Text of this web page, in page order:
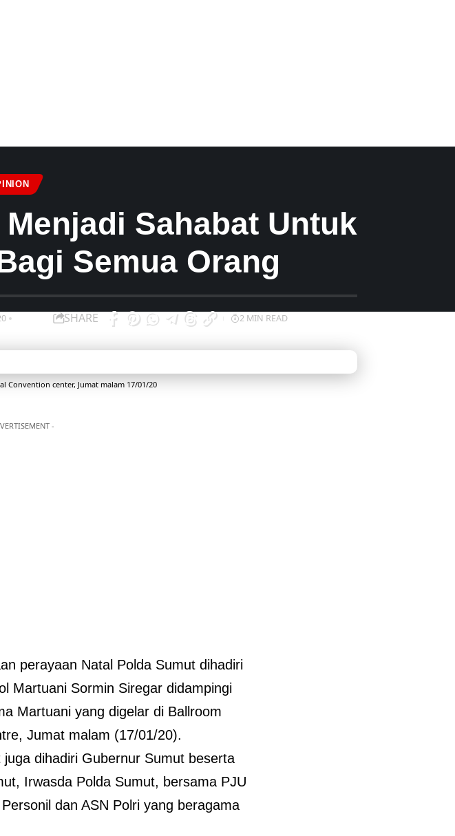
Sahabat Untuk
Semua Orang
SHARE 2 MIN READ
Convention center, Jumat malam 17/01/20
-
perayaan Natal Polda Sumut dihadiri
Martuani Sormin Siregar didampingi
Martuani yang digelar di Ballroom
Jumat malam (17/01/20).
dihadiri Gubernur Sumut beserta
Irwasda Polda Sumut, bersama PJU
dan ASN Polri yang beragama